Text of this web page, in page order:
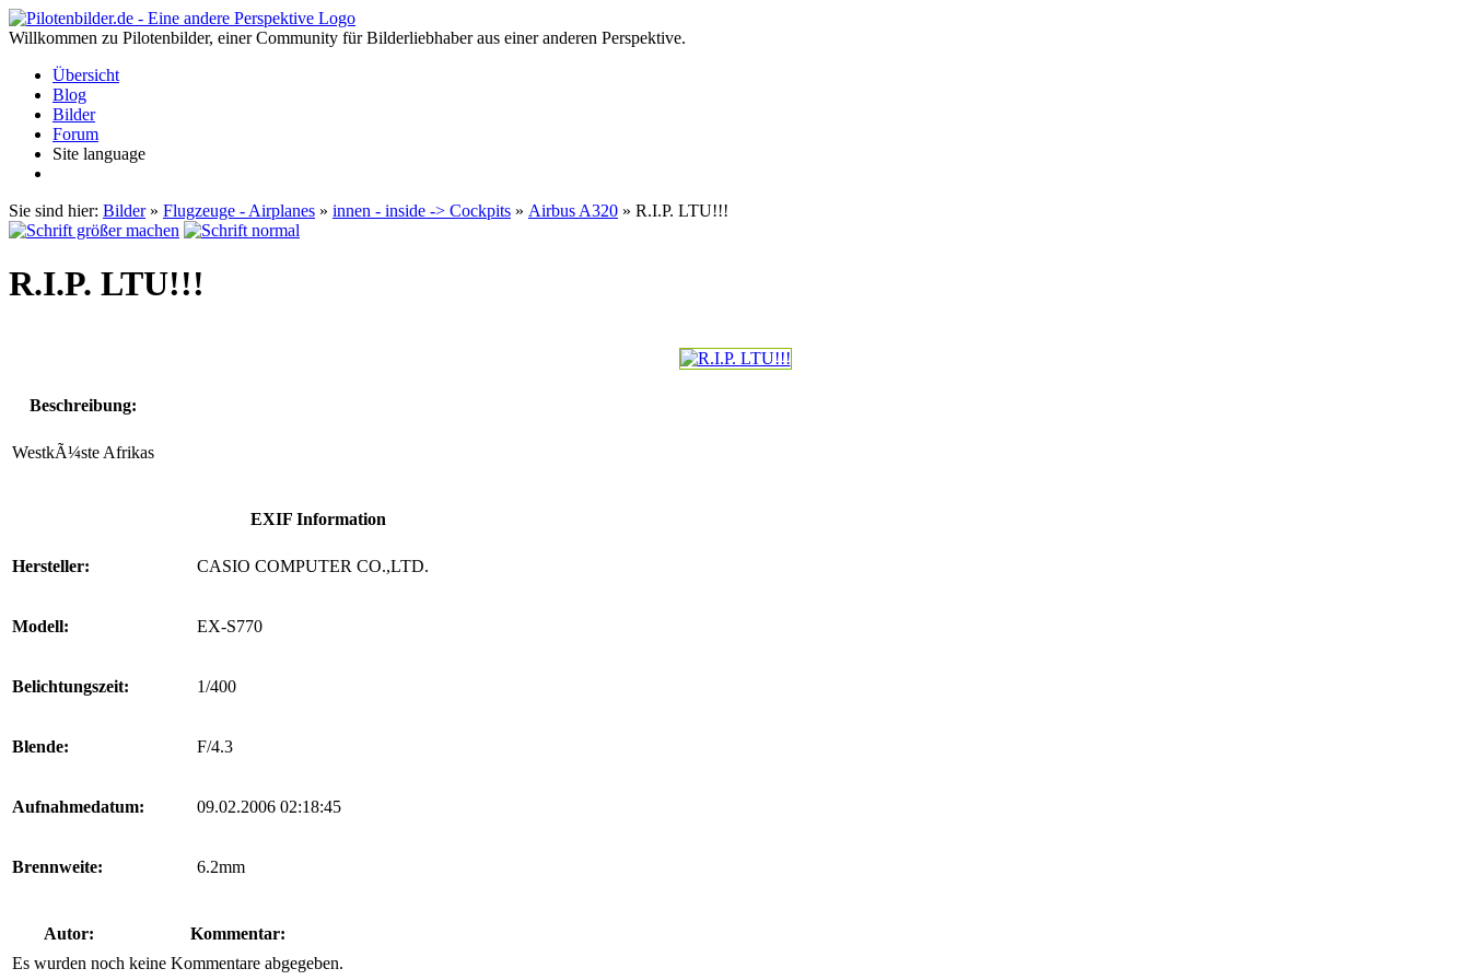
Willkommen zu Pilotenbilder, einer Community für Bilderliebhaber aus einer anderen Perspektive.
Übersicht
Blog
Bilder
Forum
Site language
Sie sind hier: Bilder» Flugzeuge - Airplanes » innen - inside -> Cockpits » Airbus A320 » R.I.P. LTU!!!
R.I.P. LTU!!!
Beschreibung:
WestkÃ¼ste Afrikas
EXIF Information
Hersteller: CASIO COMPUTER CO.,LTD.
Modell: EX-S770
Belichtungszeit: 1/400
Blende: F/4.3
Aufnahmedatum: 09.02.2006 02:18:45
Brennweite: 6.2mm
Autor:
Kommentar:
Es wurden noch keine Kommentare abgegeben.